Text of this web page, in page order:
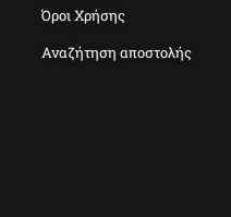
Όροι Χρήσης
Αναζήτηση αποστολής